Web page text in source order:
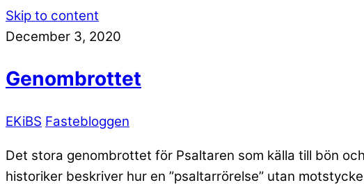
Skip to content
December 3, 2020
Genombrottet
EKiBS Fastebloggen
Det stora genombrottet för Psaltaren som källa till bön
historiker beskriver hur en ”psaltarrörelse” utan